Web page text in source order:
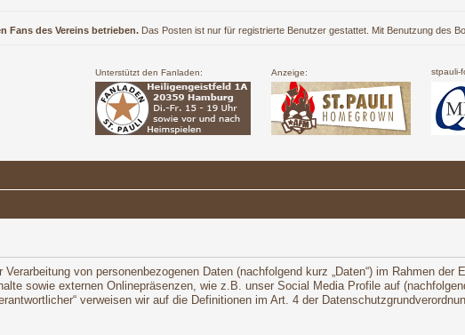
Fans des Vereins betrieben. Das Posten ist nur für registrierte Benutzer gestattet. Mit Benutzung des
Unterstützt den Fanladen: Anzeige: stpauli-
von personenbezogenen Daten (nachfolgend kurz „Daten“) im Rahmen der
sowie externen Onlinepräsenzen, wie z.B. unser Social Media Profile auf
verweisen wir auf die Definitionen im Art. 4 der